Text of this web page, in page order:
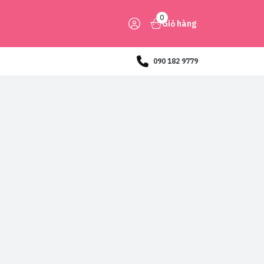
0
Giỏ hàng
090 182 9779